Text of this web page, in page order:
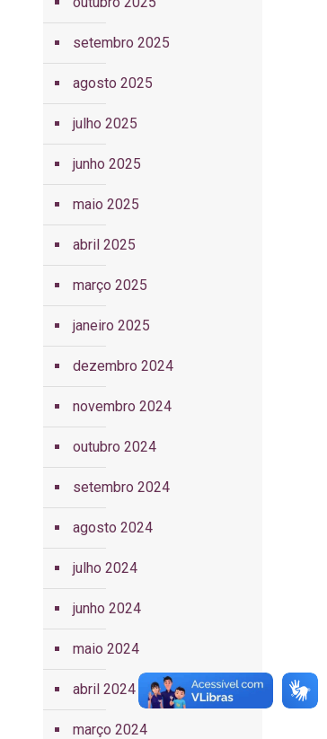
setembro 2025
agosto 2025
julho 2025
junho 2025
maio 2025
abril 2025
março 2025
janeiro 2025
dezembro 2024
novembro 2024
outubro 2024
setembro 2024
agosto 2024
julho 2024
junho 2024
maio 2024
abril 2024
março 2024